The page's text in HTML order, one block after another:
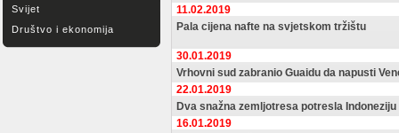
Svijet
Društvo i ekonomija
11.02.2019
Pala cijena nafte na svjetskom tržištu
30.01.2019
Vrhovni sud zabranio Guaidu da napusti
22.01.2019
Dva snažna zemljotresa potresla Indoneziju
16.01.2019